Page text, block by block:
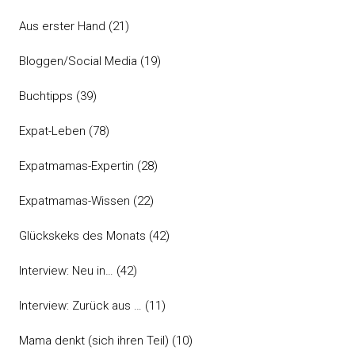
Aus erster Hand (21)
Bloggen/Social Media (19)
Buchtipps (39)
Expat-Leben (78)
Expatmamas-Expertin (28)
Expatmamas-Wissen (22)
Glückskeks des Monats (42)
Interview: Neu in… (42)
Interview: Zurück aus … (11)
Mama denkt (sich ihren Teil) (10)